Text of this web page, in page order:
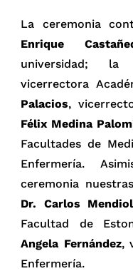
La ceremonia
Enrique
universidad; la
vicerrectora
Palacios,
Félix Medina
Facultades de
Enfermería.
ceremonia
Dr. Carlos
Facultad de
Angela Fernández,
Enfermería.